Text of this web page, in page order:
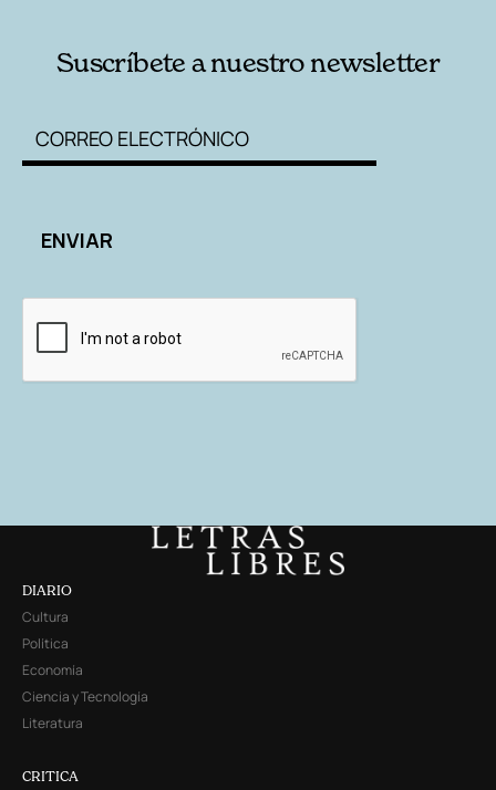
Suscríbete a nuestro newsletter
DIARIO
Cultura
Política
Economía
Ciencia y Tecnología
Literatura
CRITICA